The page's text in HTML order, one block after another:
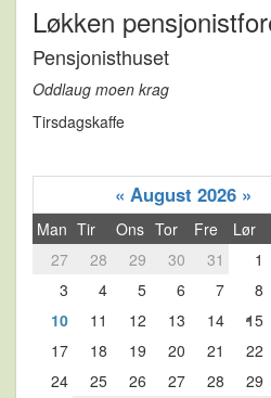
Løkken
Pensjonisthuset
Oddlaug moen krag
Tirsdagskaffe
« August 2026»
Man Tir Ons Tor Fre Lør
27
28 29 30 31 1
3
4 5 6 7 8
10
11 12 13 14 15
17
18 19 20 21 22
24
25 26 27 28 29